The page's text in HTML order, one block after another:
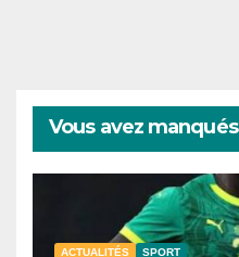
Vous avez manqués
ACTUALITÉS SPORT